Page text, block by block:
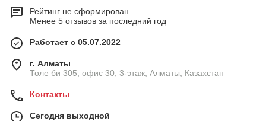
Рейтинг не сформирован
Менее 5 отзывов за последний год
Работает с 05.07.2022
г. Алматы
Толе би 305, офис 30, 3-этаж, Алматы, Казахстан
Контакты
Сегодня выходной